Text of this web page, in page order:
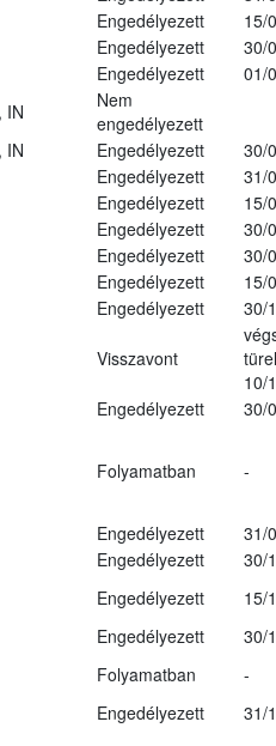
Engedélyezett
15/
Engedélyezett
30/
Engedélyezett
01/
IN
Nem
engedélyezett
IN Engedélyezett
30/
Engedélyezett
31/
Engedélyezett
15/
Engedélyezett
30/
Engedélyezett
30/
Engedélyezett
15/
Engedélyezett
30/
Visszavont
10/
Engedélyezett
30/
Folyamatban -
Engedélyezett
31/
Engedélyezett
30/
Engedélyezett
15/
Engedélyezett
30/
Folyamatban
-
Engedélyezett
31/